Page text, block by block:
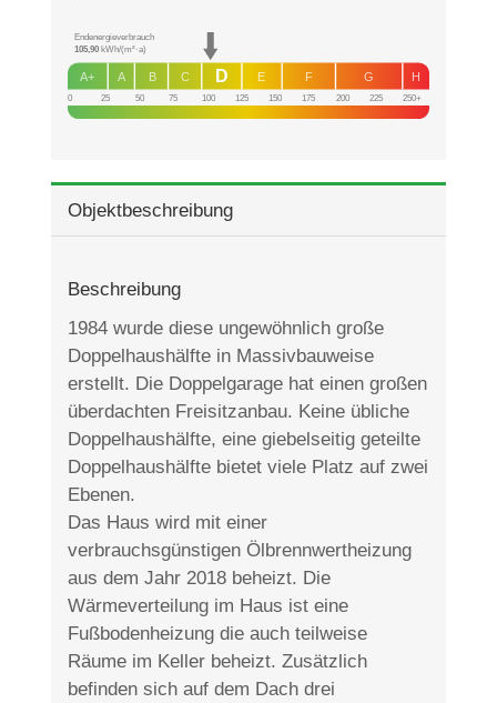
0 25 50 75 100 125 150 175 200 225 250+
H
G
F
E
C
B
A
A+ D
Endenergieverbrauch
105,90kWh/(m²·a)
Objekt­beschreibung
Beschreibung
1984 wurde diese ungewöhnlich große
Doppelhaushälfte in Massivbauweise
erstellt. Die Doppelgarage hat einen großen
überdachten Freisitzanbau. Keine übliche
Doppelhaushälfte, eine giebelseitig geteilte
Doppelhaushälfte bietet viele Platz auf zwei
Ebenen.
Das Haus wird mit einer
verbrauchsgünstigen Ölbrennwertheizung
aus dem Jahr 2018 beheizt. Die
Wärmeverteilung im Haus ist eine
Fußbodenheizung die auch teilweise
Räume im Keller beheizt. Zusätzlich
befinden sich auf dem Dach drei